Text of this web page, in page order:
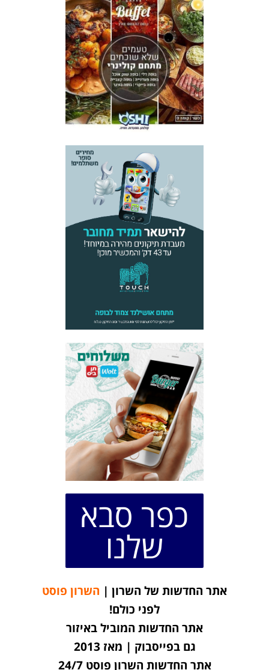
כפר סבא
שלנו
אתר החדשות של השרון | השרון פוסט
לפני כולם!
אתר החדשות המוביל באיזור
גם בפייסבוק | מאז 2013
אתר החדשות השרון פוסט 24/7